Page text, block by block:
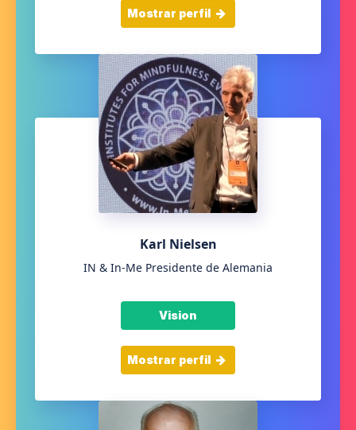
Mostrar perfil
Karl Nielsen
IN & In-Me Presidente de Alemania
Vision
Mostrar perfil